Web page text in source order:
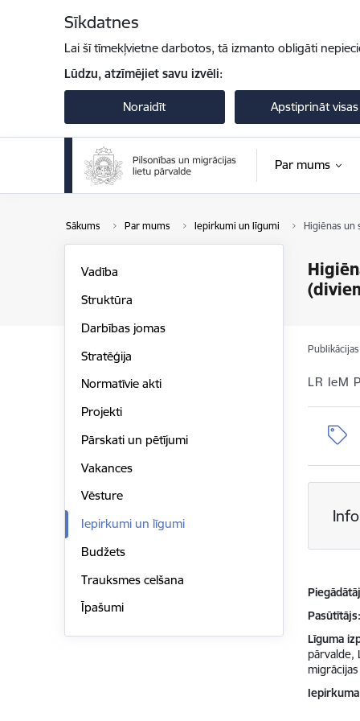
Sīkdatnes
Lai šī tīmekļvietne darbotos, tā izmanto obligāti
Lūdzu, atzīmējiet savu izvēli:
Noraidīt Apstiprināt visas
Par mums
Sākums Par mums Iepirkumi un līgumi Higiēnas un
Vadība
Struktūra
Darbības jomas
Stratēģija
Normatīvie akti
Projekti
Pārskati un pētījumi
Vakances
Vēsture
Iepirkumi un līgumi
Budžets
Trauksmes celšana
Īpašumi
LR IeM
Pasūtītājs
Līguma
pārvalde,
migrācijas